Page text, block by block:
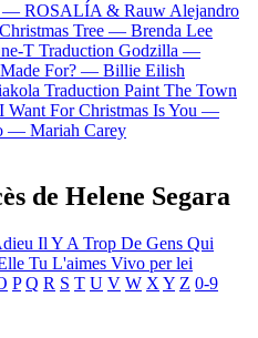
— ROSALÍA & Rauw Alejandro
Tree — Brenda Lee
T Traduction Godzilla —
Made For? — Billie Eilish
Traduction Paint The Town
Want For Christmas Is You —
— Mariah Carey
de Helene Segara
Il Y A Trop De Gens Qui
Tu L'aimes Vivo per lei
P Q R S T U V W X Y Z 0-9